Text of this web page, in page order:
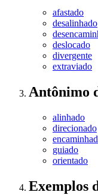
afastado
desalinhado
deslocado
divergente
extraviado
Antônimo
alinhado
direcionado
guiado
orientado
Exemplos